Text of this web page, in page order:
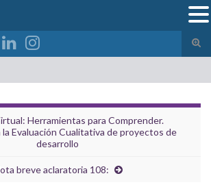
el
for:
Herramientas para Comprender.
Evaluación Cualitativa de proyectos de
desarrollo
breve aclaratoria 108: